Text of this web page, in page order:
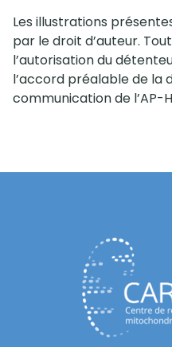
Les illustrations
par le droit d’auteur.
l’autorisation du
l’accord préalable de la
communication de l’AP-